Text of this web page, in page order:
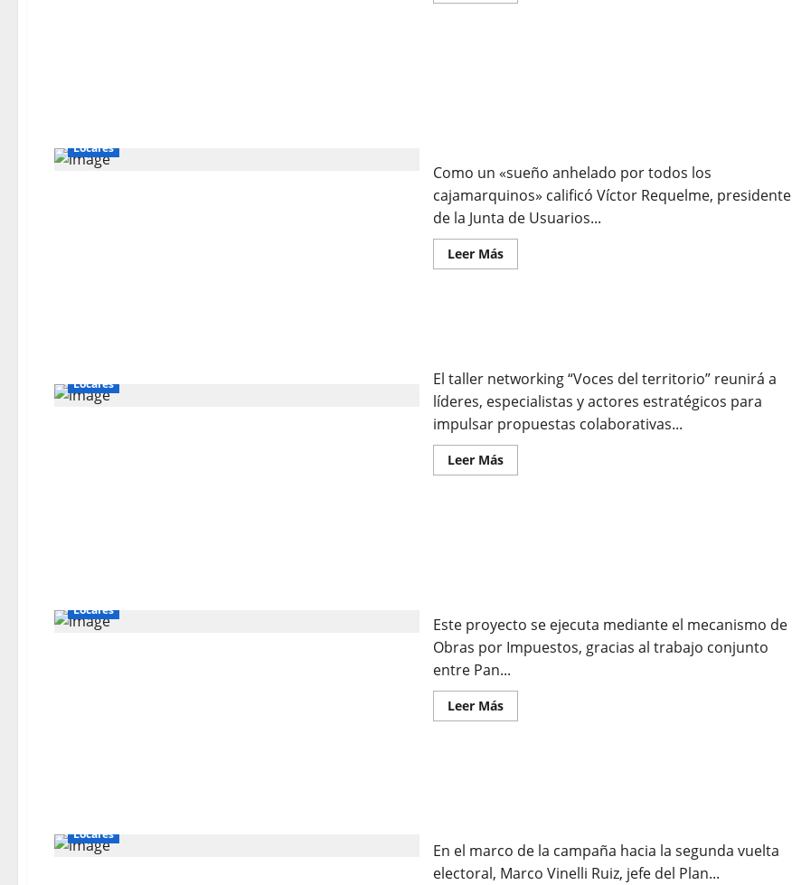
Locales
Como un «sueño anhelado por todos los
cajamarquinos» calificó Víctor Requelme, presidente
de la Junta de Usuarios...
Leer Más
Locales
El taller networking “Voces del territorio” reunirá a
líderes, especialistas y actores estratégicos para
impulsar propuestas colaborativas...
Leer Más
Locales
Este proyecto se ejecuta mediante el mecanismo de
Obras por Impuestos, gracias al trabajo conjunto
entre Pan...
Leer Más
Locales
En el marco de la campaña hacia la segunda vuelta
electoral, Marco Vinelli Ruiz, jefe del Plan...